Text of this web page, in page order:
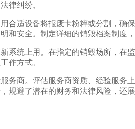
律纠纷。
合适设备将报废卡粉粹或分割，
和安全。制定详细的销毁档案制度
系统上用。在指定的销毁场所，
作方式。
务商。评估服务商资质、经验服
规避了潜在的财务和法律风险，还